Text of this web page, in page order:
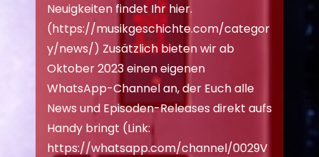
Neuigkeiten findet Ihr hier.
(https://musikgeschichte.com/categor
y/news/) Zusätzlich bieten wir ab
Oktober 2023 einen eigenen
WhatsApp-Channel an, der Euch alle
News und Episoden-Releases direkt aufs
Handy bringt (Link:
https://whatsapp.com/channel/0029V